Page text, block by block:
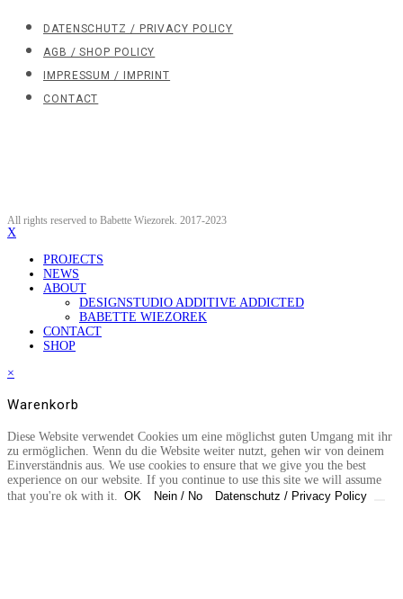
DATENSCHUTZ / PRIVACY POLICY
AGB / SHOP POLICY
IMPRESSUM / IMPRINT
CONTACT
All rights reserved to Babette Wiezorek. 2017-2023
X
PROJECTS
NEWS
ABOUT
DESIGNSTUDIO ADDITIVE ADDICTED
BABETTE WIEZOREK
CONTACT
SHOP
×
Warenkorb
Diese Website verwendet Cookies um eine möglichst guten Umgang mit ihr
zu ermöglichen. Wenn du die Website weiter nutzt, gehen wir von deinem
Einverständnis aus. We use cookies to ensure that we give you the best
experience on our website. If you continue to use this site we will assume
that you're ok with it. OK Nein / No Datenschutz / Privacy Policy